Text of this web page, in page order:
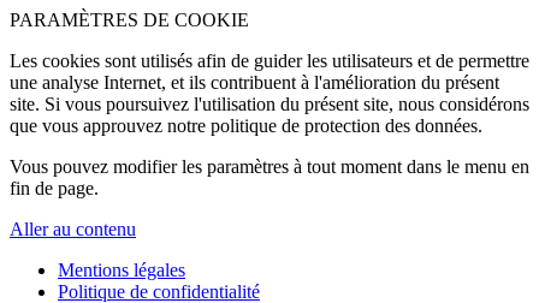
PARAMÈTRES DE COOKIE
Les cookies sont utilisés afin de guider les utilisateurs et de permettre
une analyse Internet, et ils contribuent à l'amélioration du présent
site. Si vous poursuivez l'utilisation du présent site, nous considérons
que vous approuvez notre politique de protection des données.
Vous pouvez modifier les paramètres à tout moment dans le menu en
fin de page.
Aller au contenu
Mentions légales
Politique de confidentialité